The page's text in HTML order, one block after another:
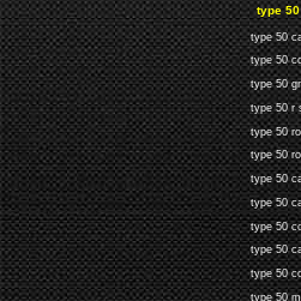
type
type 50
type 50
type 50
type 50 r
type 50
type 50
type 50
type 50
type 50
type 50
type 50
type 50